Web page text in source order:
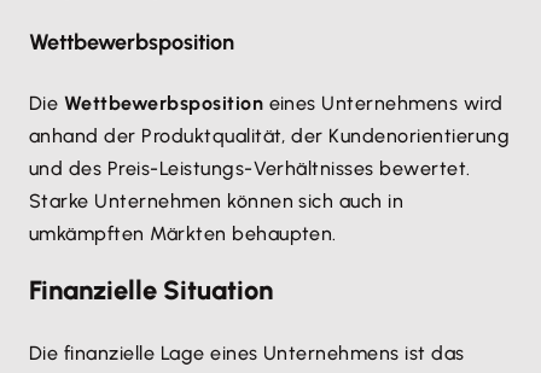
Wettbewerbsposition
Die Wettbewerbsposition eines Unternehmens wird
anhand der Produktqualität, der Kundenorientierung
und des Preis-Leistungs-Verhältnisses bewertet.
Starke Unternehmen können sich auch in
umkämpften Märkten behaupten.
Finanzielle Situation
Die finanzielle Lage eines Unternehmens ist das